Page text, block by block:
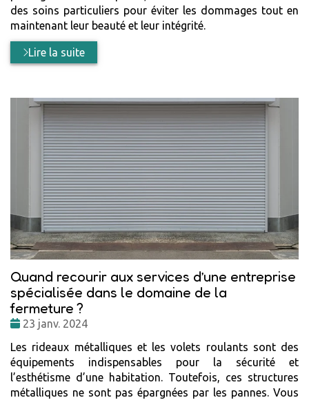
des soins particuliers pour éviter les dommages tout en
maintenant leur beauté et leur intégrité.
Lire la suite
Quand recourir aux services d’une entreprise
spécialisée dans le domaine de la
fermeture ?
Date
23 janv. 2024
Les rideaux métalliques et les volets roulants sont des
équipements indispensables pour la sécurité et
l’esthétisme d’une habitation. Toutefois, ces structures
métalliques ne sont pas épargnées par les pannes. Vous